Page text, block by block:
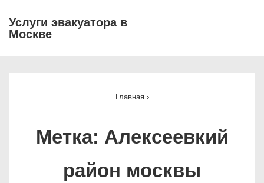
Перейти
Услуги эвакуатора в
Москве
Главная ›
Метка: Алексеевкий
район москвы